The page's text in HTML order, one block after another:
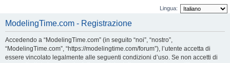
Lingua:
ModelingTime.com - Registrazione
Accedendo a “ModelingTime.com” (in seguito “noi”, “nostro”,
“ModelingTime.com”, “https://modelingtime.com/forum”), l’utente accetta di
essere vincolato legalmente alle seguenti condizioni d’uso. Se non accetti di